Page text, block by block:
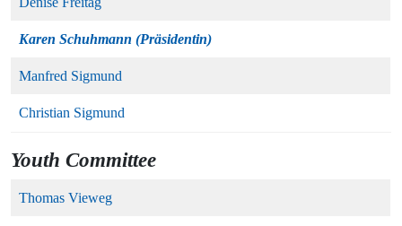
Karen Schuhmann (Präsidentin)
Manfred Sigmund
Christian Sigmund
Youth Committee
Thomas Vieweg